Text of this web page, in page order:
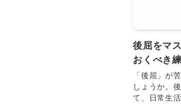
後屈をマ
おくべき
「後屈」が
しょうか。
て、日常生